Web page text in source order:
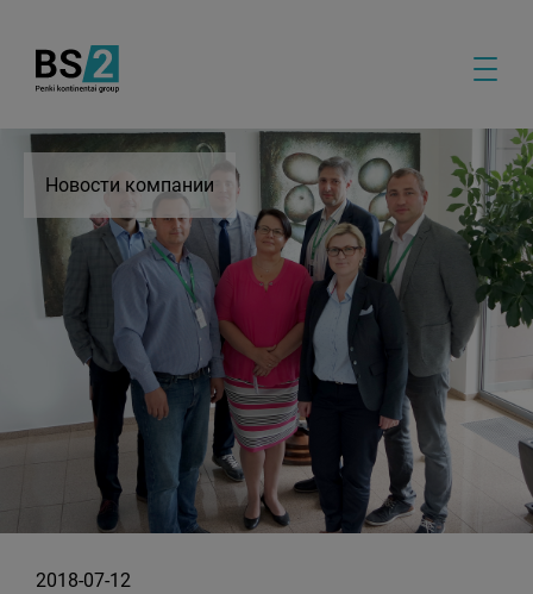
Новости компании
2018-07-12